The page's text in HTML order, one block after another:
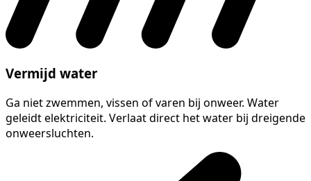
Vermijd water
Ga niet zwemmen, vissen of varen bij onweer. Water
geleidt elektriciteit. Verlaat direct het water bij dreigende
onweersluchten.